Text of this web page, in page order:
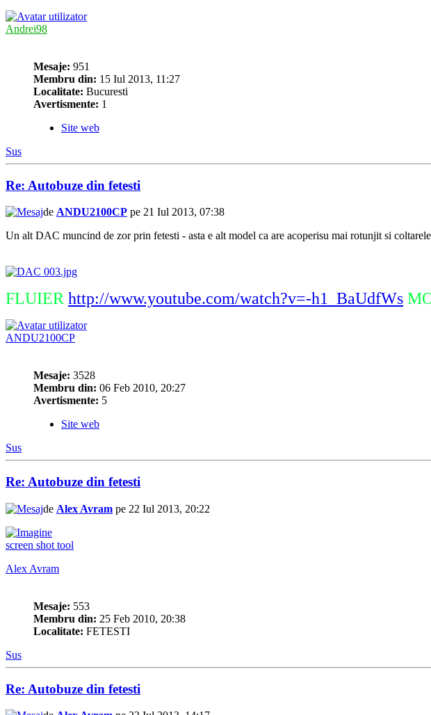
Andrei98
Mesaje: 951
Membru din: 15 Iul 2013, 11:27
Localitate: Bucuresti
Avertismente: 1
Site web
Sus
Re: Autobuze din fetesti
de ANDU2100CP pe 21 Iul 2013, 07:38
Un alt DAC muncind de zor prin fetesti - asta e alt model ca are acoperisu mai rotunjit si
FLUIER http://www.youtube.com/watch?v=-h1_BaUdfWs
ANDU2100CP
Mesaje: 3528
Membru din: 06 Feb 2010, 20:27
Avertismente: 5
Site web
Sus
Re: Autobuze din fetesti
de Alex Avram pe 22 Iul 2013, 20:22
screen shot tool
Alex Avram
Mesaje: 553
Membru din: 25 Feb 2010, 20:38
Localitate: FETESTI
Sus
Re: Autobuze din fetesti